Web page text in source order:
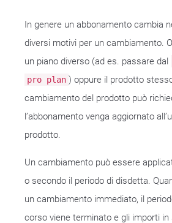
In genere un abbonamento cambia
diversi motivi per un cambiamento.
un piano diverso (ad es. passare dal
pro plan ) oppure il prodotto
cambiamento del prodotto può
l’abbonamento venga aggiornato
prodotto.
Un cambiamento può essere
o secondo il periodo di disdetta.
un cambiamento immediato, il
corso viene terminato e gli importi